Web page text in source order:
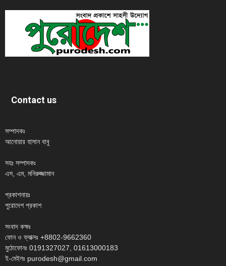
Contact us
সম্পাদকঃ
আনোয়ার হাসান বাবু
সহঃ সম্পাদকঃ
এস, এম, মনিরুজ্জামান
প্রকাশনায়ঃ
পুরোদেশ প্রকাশ
সংবাদ কক্ষঃ
ফোন ও ফ্যাক্সঃ +8802-9662360
মুঠোফোনঃ 0191327027, 01613000183
ই-মেইলঃ purodesh@gmail.com